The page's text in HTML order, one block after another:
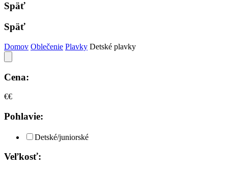
Späť
Späť
Domov Oblečenie Plavky Detské plavky
Cena:
€€
Pohlavie:
Detské/juniorské
Veľkosť: